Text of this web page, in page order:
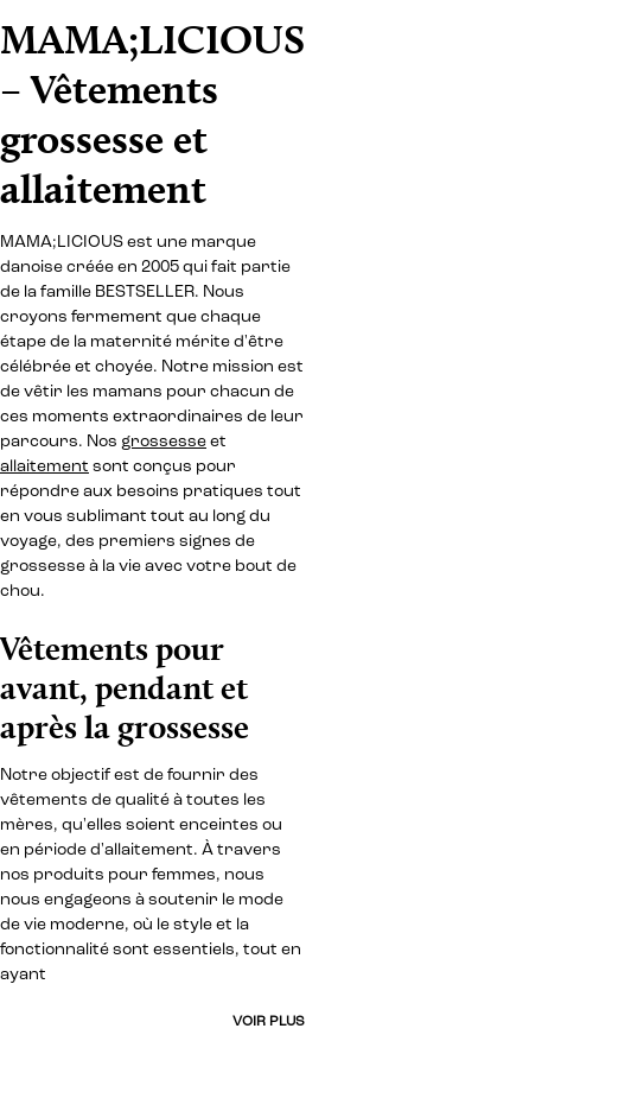
MAMA;LICIOUS
– Vêtements
grossesse et
allaitement
MAMA;LICIOUS est une marque
danoise créée en 2005 qui fait partie
de la famille BESTSELLER. Nous
croyons fermement que chaque
étape de la maternité mérite d'être
célébrée et choyée. Notre mission est
de vêtir les mamans pour chacun de
ces moments extraordinaires de leur
parcours. Nos grossesse et
allaitement sont conçus pour
répondre aux besoins pratiques tout
en vous sublimant tout au long du
voyage, des premiers signes de
grossesse à la vie avec votre bout de
chou.
Vêtements pour
avant, pendant et
après la grossesse
Notre objectif est de fournir des
vêtements de qualité à toutes les
mères, qu'elles soient enceintes ou
en période d'allaitement. À travers
nos produits pour femmes, nous
nous engageons à soutenir le mode
de vie moderne, où le style et la
fonctionnalité sont essentiels, tout en
ayant
VOIR PLUS